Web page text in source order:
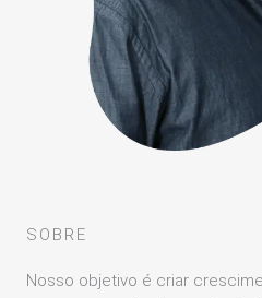
SOBRE
Nosso objetivo é criar